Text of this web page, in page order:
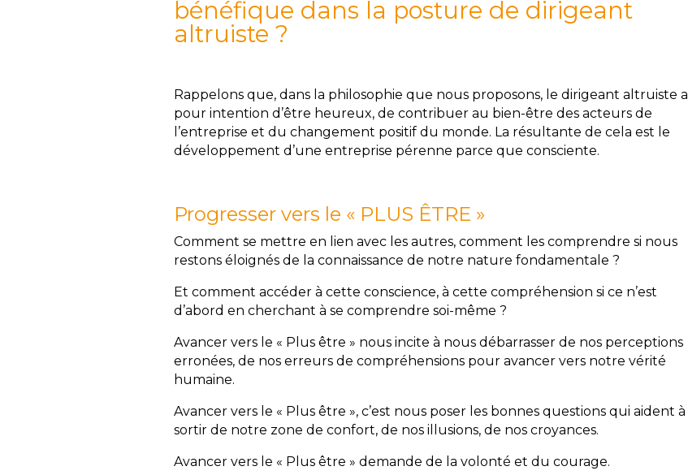
bénéfique dans la posture de dirigeant
altruiste ?
Rappelons que, dans la philosophie que nous proposons, le dirigeant altruiste a
pour intention d’être heureux, de contribuer au bien-être des acteurs de
l’entreprise et du changement positif du monde. La résultante de cela est le
développement d’une entreprise pérenne parce que consciente.
Progresser vers le « PLUS ÊTRE »
Comment se mettre en lien avec les autres, comment les comprendre si nous
restons éloignés de la connaissance de notre nature fondamentale ?
Et comment accéder à cette conscience, à cette compréhension si ce n’est
d’abord en cherchant à se comprendre soi-même ?
Avancer vers le « Plus être » nous incite à nous débarrasser de nos perceptions
erronées, de nos erreurs de compréhensions pour avancer vers notre vérité
humaine.
Avancer vers le « Plus être », c’est nous poser les bonnes questions qui aident à
sortir de notre zone de confort, de nos illusions, de nos croyances.
Avancer vers le « Plus être » demande de la volonté et du courage.